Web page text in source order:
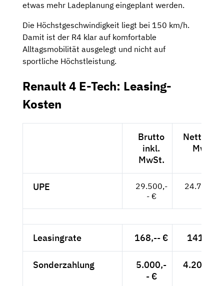
etwas mehr Ladeplanung eingeplant werden.
Die Höchstgeschwindigkeit liegt bei 150 km/h.
Damit ist der R4 klar auf komfortable
Alltagsmobilität ausgelegt und nicht auf
sportliche Höchstleistung.
Renault 4 E-Tech: Leasing-
Kosten
Brutto
inkl.
MwSt.
Netto
MwSt.
UPE
29.500,-
- €
24.790,--
Leasingrate 168,-- € 141,18 €
Sonderzahlung
5.000,-
- €
4.201,68